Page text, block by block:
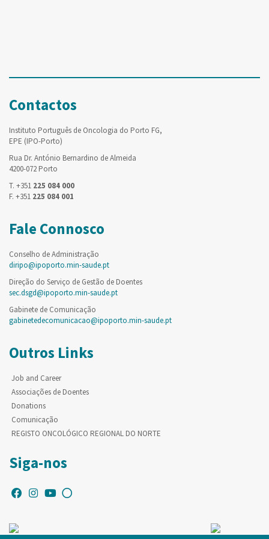
Contactos
Instituto Português de Oncologia do Porto FG,
EPE (IPO-Porto)
Rua Dr. António Bernardino de Almeida
4200-072 Porto
T. +351 225 084 000
F. +351 225 084 001
Fale Connosco
Conselho de Administração
diripo@ipoporto.min-saude.pt
Direção do Serviço de Gestão de Doentes
sec.dsgd@ipoporto.min-saude.pt
Gabinete de Comunicação
gabinetedecomunicacao@ipoporto.min-saude.pt
Outros Links
Job and Career
Associações de Doentes
Donations
Comunicação
REGISTO ONCOLÓGICO REGIONAL DO NORTE
Siga-nos